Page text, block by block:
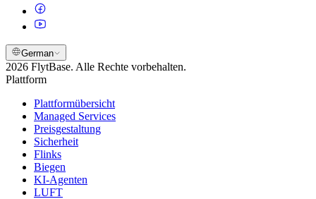
German
2026 FlytBase. Alle Rechte vorbehalten.
Plattform
Plattformübersicht
Managed Services
Preisgestaltung
Sicherheit
Flinks
Biegen
KI-Agenten
LUFT